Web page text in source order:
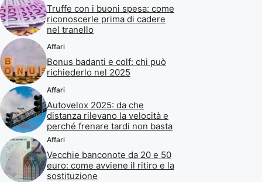
Truffe con i buoni spesa: come
riconoscerle prima di cadere
nel tranello
Affari
Bonus badanti e colf: chi può
richiederlo nel 2025
Affari
Autovelox 2025: da che
distanza rilevano la velocità e
perché frenare tardi non basta
Affari
Vecchie banconote da 20 e 50
euro: come avviene il ritiro e la
sostituzione